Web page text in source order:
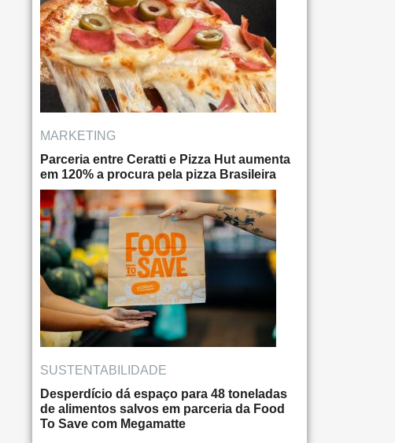
MARKETING
Parceria entre Ceratti e Pizza Hut aumenta
em 120% a procura pela pizza Brasileira
SUSTENTABILIDADE
Desperdício dá espaço para 48 toneladas
de alimentos salvos em parceria da Food
To Save com Megamatte